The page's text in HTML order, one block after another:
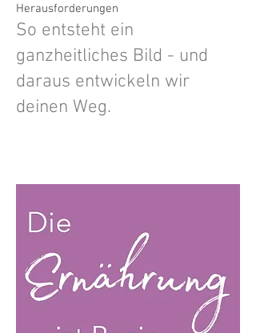
Herausforderungen
So entsteht ein
ganzheitliches Bild - und
daraus entwickeln wir
deinen Weg.​